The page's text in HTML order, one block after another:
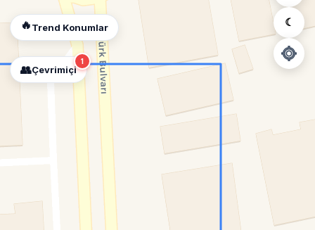
🔥Trend Konumlar ☾
📍
Konum İzni Gerekli
Diğer insanları görebilmek için konumunuzu açmalısınız.
Konumumu Bul
👥Çevrimiçi
1